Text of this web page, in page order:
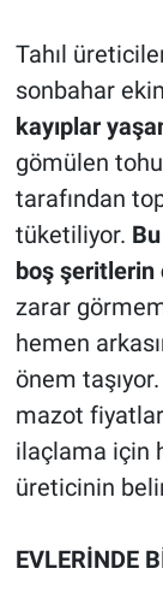
Tahıl
sonbahar
kayıplar
gömülen
tarafından
tüketiliyor.
boş şeritlerin
zarar
hemen
önem
mazot
ilaçlama için
üreticinin
EVLERİNDE